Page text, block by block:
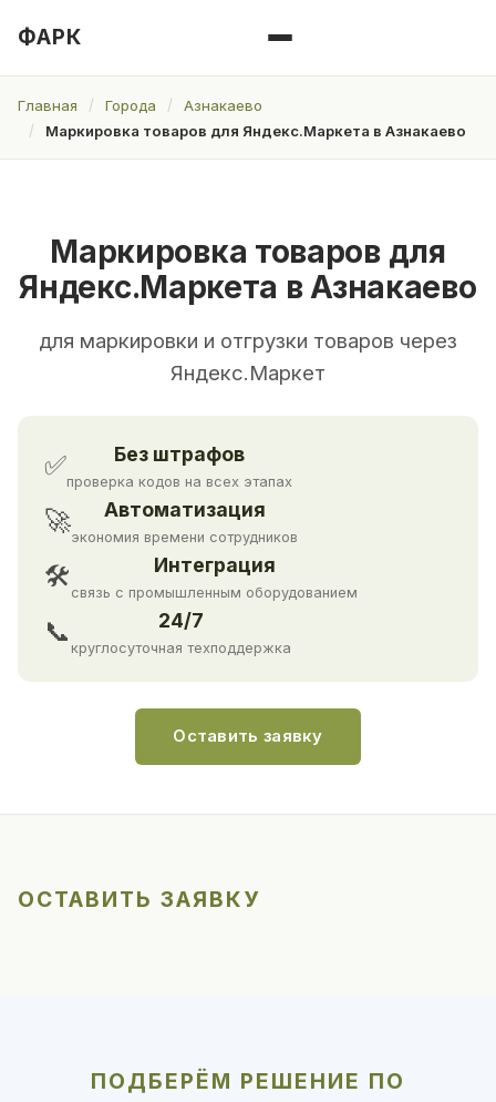
ФАРК
Главная Города
Азнакаево
Маркировка товаров для Яндекс.Маркета в Азнакаево
Маркировка товаров для
Яндекс.Маркета в Азнакаево
для маркировки и отгрузки товаров через
Яндекс.Маркет
✅ Без штрафов
проверка кодов на всех этапах
🚀 Автоматизация
экономия времени сотрудников
🛠 Интеграция
связь с промышленным оборудованием
📞 24/7
круглосуточная техподдержка
Оставить заявку
ОСТАВИТЬ ЗАЯВКУ
ПОДБЕРЁМ РЕШЕНИЕ ПО